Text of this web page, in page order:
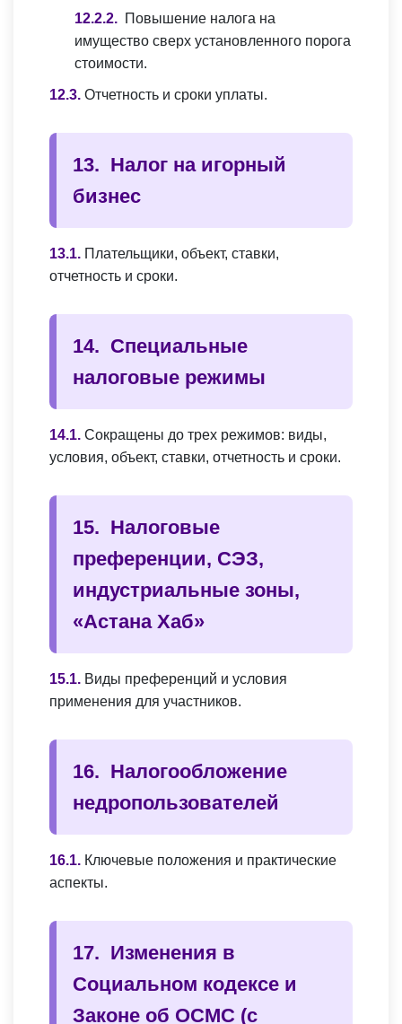
Повышение налога на
имущество сверх установленного порога
стоимости.
Отчетность и сроки уплаты.
Налог на игорный
бизнес
Плательщики, объект, ставки,
отчетность и сроки.
Специальные
налоговые режимы
Сокращены до трех режимов: виды,
условия, объект, ставки, отчетность и сроки.
Налоговые
преференции, СЭЗ,
индустриальные зоны,
«Астана Хаб»
Виды преференций и условия
применения для участников.
Налогообложение
недропользователей
Ключевые положения и практические
аспекты.
Изменения в
Социальном кодексе и
Законе об ОСМС (с